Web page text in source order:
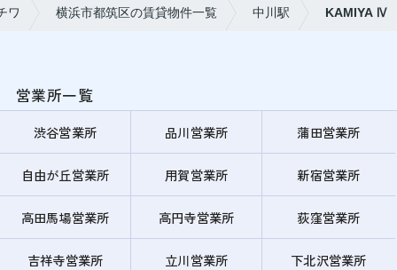
ワ 横浜市都筑区の賃貸物件一覧 中川駅 KAMIYA Ⅳ
営業所一覧
渋谷営業所 品川営業所 蒲田営業所
自由が丘営業所 用賀営業所 新宿営業所
高田馬場営業所 高円寺営業所 荻窪営業所
吉祥寺営業所 立川営業所 下北沢営業所